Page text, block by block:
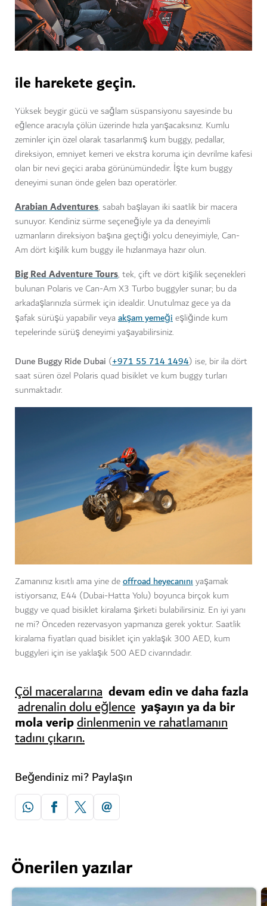
ile harekete geçin.
Yüksek beygir gücü ve sağlam süspansiyonu sayesinde bu
eğlence aracıyla çölün üzerinde hızla yarışacaksınız. Kumlu
zeminler için özel olarak tasarlanmış kum buggy, pedallar,
direksiyon, emniyet kemeri ve ekstra koruma için devrilme kafesi
olan bir nevi geçici araba görünümündedir. İşte kum buggy
deneyimi sunan önde gelen bazı operatörler.
Arabian Adventures, sabah başlayan iki saatlik bir macera
sunuyor. Kendiniz sürme seçeneğiyle ya da deneyimli
uzmanların direksiyon başına geçtiği yolcu deneyimiyle, Can-
Am dört kişilik kum buggy ile hızlanmaya hazır olun.
Big Red Adventure Tours, tek, çift ve dört kişilik seçenekleri
bulunan Polaris ve Can-Am X3 Turbo buggyler sunar; bu da
arkadaşlarınızla sürmek için idealdir. Unutulmaz gece ya da
şafak sürüşü yapabilir veya akşam yemeğieşliğinde kum
tepelerinde sürüş deneyimi yaşayabilirsiniz.
Dune Buggy Ride Dubai (+971 55 714 1494) ise, bir ila dört
saat süren özel Polaris quad bisiklet ve kum buggy turları
sunmaktadır.
Zamanınız kısıtlı ama yine deoffroad heyecanınıyaşamak
istiyorsanız, E44 (Dubai-Hatta Yolu) boyunca birçok kum
buggy ve quad bisiklet kiralama şirketi bulabilirsiniz. En iyi yanı
ne mi? Önceden rezervasyon yapmanıza gerek yoktur. Saatlik
kiralama fiyatları quad bisiklet için yaklaşık 300 AED, kum
buggyleri için ise yaklaşık 500 AED civarındadır.
Çöl maceralarına devam edin ve daha fazla
adrenalin dolu eğlence yaşayın ya da bir
mola veripdinlenmenin ve rahatlamanın
tadını çıkarın.
Beğendiniz mi? Paylaşın
Önerilen yazılar